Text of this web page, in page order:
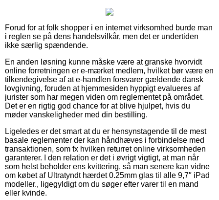
Forud for at folk shopper i en internet virksomhed burde man
i reglen se på dens handelsvilkår, men det er undertiden
ikke særlig spændende.
En anden løsning kunne måske være at granske hvorvidt
online forretningen er e-mærket medlem, hvilket bør være en
tilkendegivelse af at e-handlen forsvarer gældende dansk
lovgivning, foruden at hjemmesiden hyppigt evalueres af
jurister som har megen viden om reglementet på området.
Det er en rigtig god chance for at blive hjulpet, hvis du
møder vanskeligheder med din bestilling.
Ligeledes er det smart at du er hensynstagende til de mest
basale reglementer der kan håndhæves i forbindelse med
transaktionen, som fx hvilken returret online virksomheden
garanterer. I den relation er det i øvrigt vigtigt, at man når
som helst beholder ens kvittering, så man senere kan vidne
om købet af Ultratyndt hærdet 0.25mm glas til alle 9,7″ iPad
modeller., ligegyldigt om du søger efter varer til en mand
eller kvinde.